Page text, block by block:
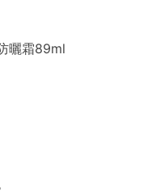
曬霜89ml